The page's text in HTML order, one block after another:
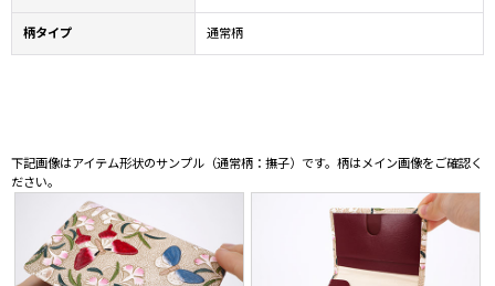
柄タイプ 通常柄
下記画像はアイテム形状のサンプル（通常柄：撫子）です。柄はメイン画像をご確認く
ださい。